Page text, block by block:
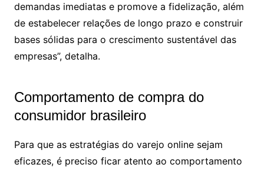
demandas imediatas e promove a fidelização, além
de estabelecer relações de longo prazo e construir
bases sólidas para o crescimento sustentável das
empresas”, detalha.
Comportamento de compra do
consumidor brasileiro
Para que as estratégias do varejo online sejam
eficazes, é preciso ficar atento ao comportamento